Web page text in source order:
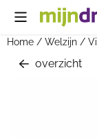
Cookievoorkeuren
Home / Welzijn /
overzicht